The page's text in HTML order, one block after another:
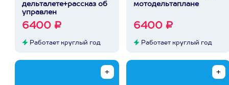
дельталете+рассказ об
управлен
6400 ₽
Работает круглый год
мотодельтаплане
6400 ₽
Работает круглый год